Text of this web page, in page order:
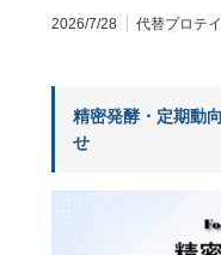
2026/7/28 代替プロテ
精密発酵・定期動
せ